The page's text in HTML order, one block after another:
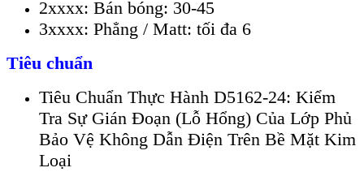
2xxxx: Bán bóng: 30-45
3xxxx: Phẳng / Matt: tối đa 6
Tiêu chuẩn
Tiêu Chuẩn Thực Hành D5162-24: Kiểm
Tra Sự Gián Đoạn (Lỗ Hổng) Của Lớp Phủ
Bảo Vệ Không Dẫn Điện Trên Bề Mặt Kim
Loại